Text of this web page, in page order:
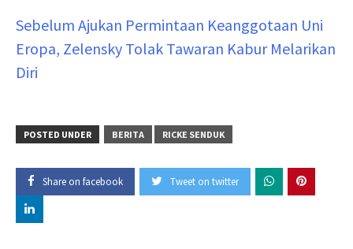
Sebelum Ajukan Permintaan Keanggotaan Uni
Eropa, Zelensky Tolak Tawaran Kabur Melarikan
Diri
POSTED UNDER BERITA RICKE SENDUK
Share on facebook Tweet on twitter